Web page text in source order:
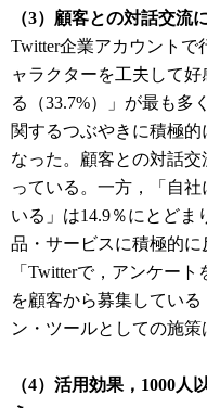
（3）顧客との対話交流
Twitter企業アカウントで
ャラクターを工夫して
る（33.7%）」が最も多
関するつぶやきに積極的
なった。顧客との対話
っている。一方，「自
いる」は14.9％にとどま
品・サービスに積極的
「Twitterで，アンケー
を顧客から募集してい
ン・ツールとしての施策
（4）活用効果，1000